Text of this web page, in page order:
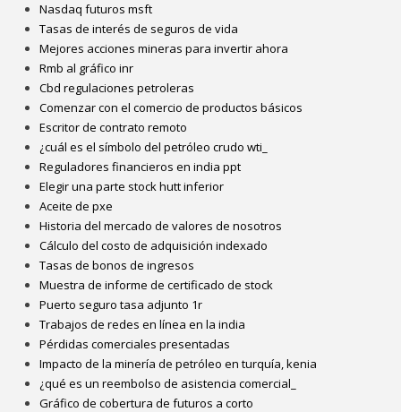
Nasdaq futuros msft
Tasas de interés de seguros de vida
Mejores acciones mineras para invertir ahora
Rmb al gráfico inr
Cbd regulaciones petroleras
Comenzar con el comercio de productos básicos
Escritor de contrato remoto
¿cuál es el símbolo del petróleo crudo wti_
Reguladores financieros en india ppt
Elegir una parte stock hutt inferior
Aceite de pxe
Historia del mercado de valores de nosotros
Cálculo del costo de adquisición indexado
Tasas de bonos de ingresos
Muestra de informe de certificado de stock
Puerto seguro tasa adjunto 1r
Trabajos de redes en línea en la india
Pérdidas comerciales presentadas
Impacto de la minería de petróleo en turquía, kenia
¿qué es un reembolso de asistencia comercial_
Gráfico de cobertura de futuros a corto